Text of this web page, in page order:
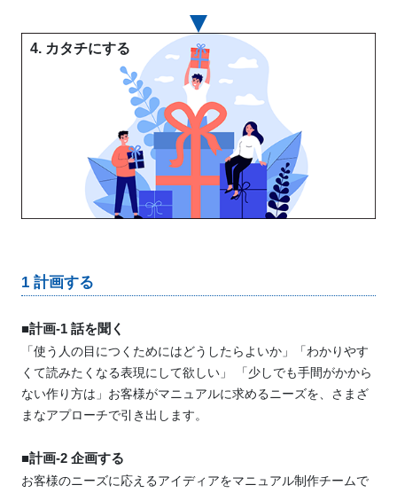
4. カタチにする
1 計画する
■計画-1 話を聞く
「使う人の目につくためにはどうしたらよいか」「わかりやす
くて読みたくなる表現にして欲しい」
「少しでも手間がかから
ない作り方は」お客様がマニュアルに求めるニーズを、さまざ
まなアプローチで引き出します。
■計画-2 企画する
お客様のニーズに応えるアイディアをマニュアル制作チームで